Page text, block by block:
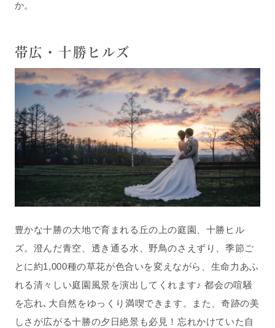
か。
帯広・十勝ヒルズ
豊かな十勝の大地で育まれる丘の上の庭園、十勝ヒル
ズ。澄んだ青空、透き通る水、野鳥のさえずり、季節ご
とに約1,000種の草花が色合いを変えながら、生命力あふ
れる清々しい庭園風景を演出してくれます♪ 都会の喧騒
を忘れ､大自然をゆっくり満喫できます。また、奇跡の美
しさが広がる十勝の夕日絶景も必見！忘れかけていた自